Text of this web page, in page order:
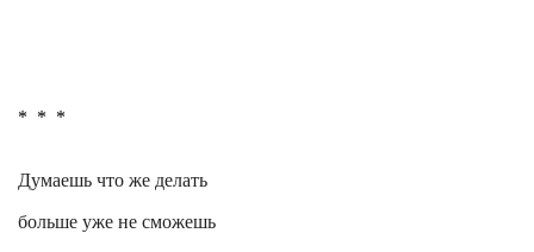
* * *
Думаешь что же делать
больше уже не сможешь